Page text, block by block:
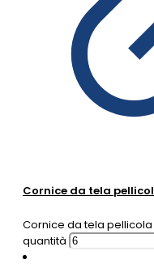
Cornice da tela
Cornice da tela pellicola
quantità